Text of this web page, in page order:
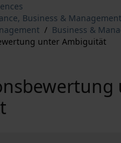
Business & Management
/ Business &
unter Ambiguität